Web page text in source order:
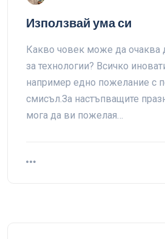
Използвай ума си
Какво човек може да очаква
за технологии? Всичко
например едно пожелание с
смисъл.За настъпващите
мога да ви пожелая…